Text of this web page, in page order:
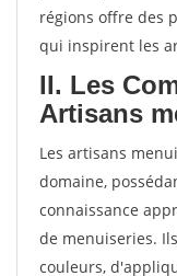
régions offre des
qui inspirent les
II. Les
Artisans
Les artisans
domaine,
connaissance
de menuiseries.
couleurs,